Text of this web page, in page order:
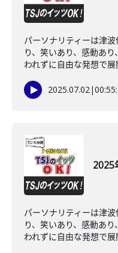
パーソナリティーは津
り、笑いあり、感動あ
われずに自由な発想で展
2025.07.02|
パーソナリティーは津
り、笑いあり、感動あ
われずに自由な発想で展